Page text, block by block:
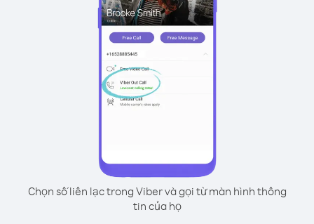
Chọn số liên lạc trong Viber và gọi từ màn hình thông
tin của họ